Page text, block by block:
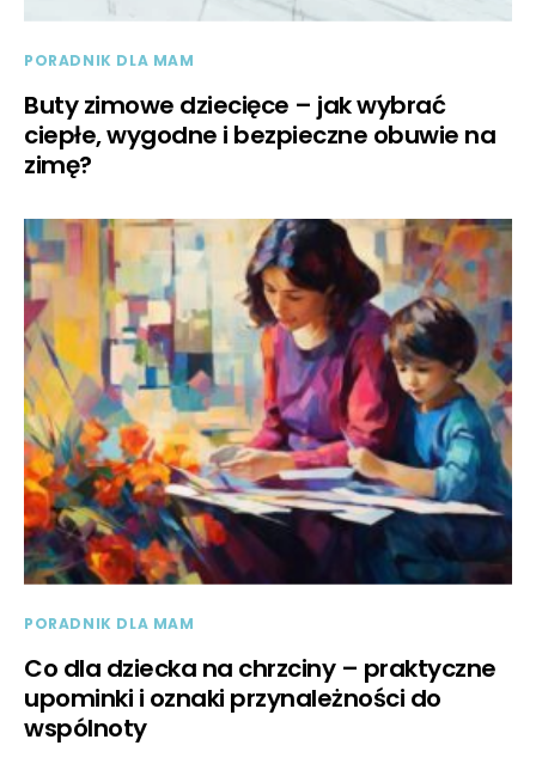
PORADNIK DLA MAM
Buty zimowe dziecięce – jak wybrać
ciepłe, wygodne i bezpieczne obuwie na
zimę?
PORADNIK DLA MAM
Co dla dziecka na chrzciny – praktyczne
upominki i oznaki przynależności do
wspólnoty